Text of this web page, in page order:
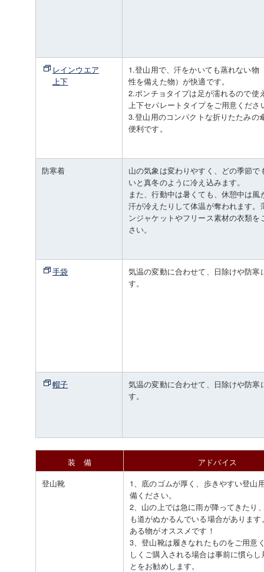
レインウエア
上下
1.登山用で、汗をかいても蒸れない物
性を備えた物）が快適です。
2.ポンチョタイプは足が濡れるので使
上下セパレートタイプをご用意くださ
3.登山用のコンパクトな折りたたみの
便利です。
防寒着
山の気象は変わりやすく、どの季節で
いと真冬のように冷え込みます。
また、行動中は暑くても、休憩中は風
汗が冷えたりして体温が奪われます。
ンジャケットやフリース素材の衣類を
さい。
手袋
気温の変動に合わせて、日除けや防寒
す。
帽子
気温の変動に合わせて、日除けや防寒
す。
装 備
アドバイス
登山靴
1、底のゴムが厚く、歩きやすい登山
備ください。
2、山の上では急に雨が降ってきたり
も道がぬかるんでいる場合がありま
ある物がオススメです！
3、登山靴は履きなれたものをご用意
しくご購入される場合は事前に慣ら
とをお勧めします。